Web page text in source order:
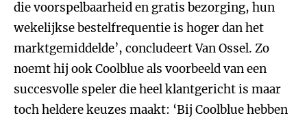
die voorspelbaarheid en gratis bezorging, hun
wekelijkse bestelfrequentie is hoger dan het
marktgemiddelde’, concludeert Van Ossel. Zo
noemt hij ook Coolblue als voorbeeld van een
succesvolle speler die heel klantgericht is maar
toch heldere keuzes maakt: ‘Bij Coolblue hebben